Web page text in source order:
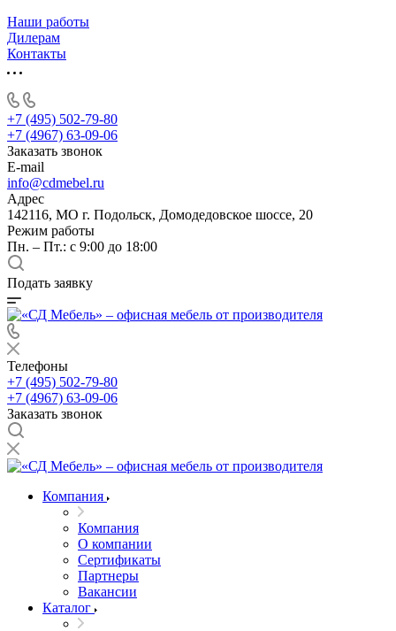
Наши работы
Дилерам
Контакты
+7 (495) 502-79-80
+7 (4967) 63-09-06
Заказать звонок
E-mail
info@cdmebel.ru
Адрес
142116, МО г. Подольск, Домодедовское шоссе, 20
Режим работы
Пн. – Пт.: с 9:00 до 18:00
Подать заявку
Телефоны
+7 (495) 502-79-80
+7 (4967) 63-09-06
Заказать звонок
Компания
Компания
О компании
Сертификаты
Партнеры
Вакансии
Каталог